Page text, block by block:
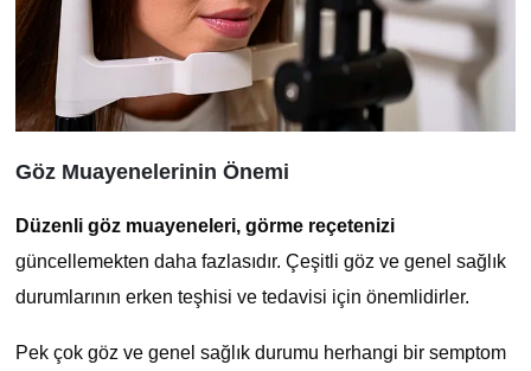
Göz Muayenelerinin Önemi
Düzenli göz muayeneleri, görme reçetenizi
güncellemekten daha fazlasıdır. Çeşitli göz ve genel sağlık
durumlarının erken teşhisi ve tedavisi için önemlidirler.
Pek çok göz ve genel sağlık durumu herhangi bir semptom